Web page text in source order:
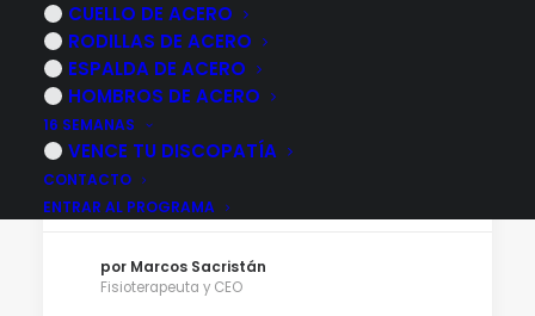
CUELLO DE ACERO
RODILLAS DE ACERO
ESPALDA DE ACERO
HOMBROS DE ACERO
16 SEMANAS
VENCE TU DISCOPATÍA
CONTACTO
ENTRAR AL PROGRAMA
11 febrero, 2026
La RUTINA que uso cuando me
LEVANTO con la ESPALDA BLOQUEADA
#PRUNGO
por Marcos Sacristán
Fisioterapeuta y CEO